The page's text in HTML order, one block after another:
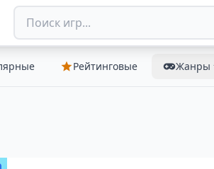
Рейтинговые Жанры